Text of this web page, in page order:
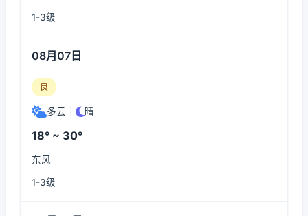
1-3级
08月07日
良
多云 晴
18° ~ 30°
东风
1-3级